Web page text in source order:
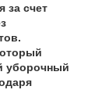
за счет
уборочный